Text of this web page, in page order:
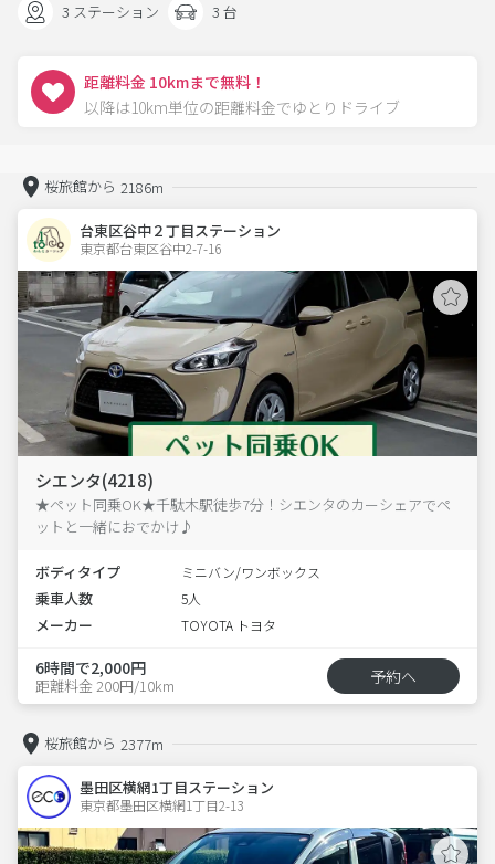
3 ステーション 3 台
距離料金 10kmまで無料！
以降は10km単位の距離料金でゆとりドライブ
桜旅館から 2186m
台東区谷中２丁目ステーション
東京都台東区谷中2-7-16
シエンタ(4218)
★ペット同乗OK★千駄木駅徒歩7分！シエンタのカーシェアでペ
ットと一緒におでかけ♪
ボディタイプ ミニバン/ワンボックス
乗車人数 5人
メーカー TOYOTA トヨタ
6時間で2,000円
距離料金 200円/10km 予約へ
桜旅館から 2377m
墨田区横網1丁目ステーション
東京都墨田区横網1丁目2-13